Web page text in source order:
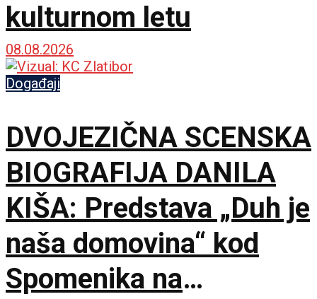
kulturnom letu
08.08.2026
Događaji
DVOJEZIČNA SCENSKA
BIOGRAFIJA DANILA
KIŠA: Predstava „Duh je
naša domovina“ kod
Spomenika na